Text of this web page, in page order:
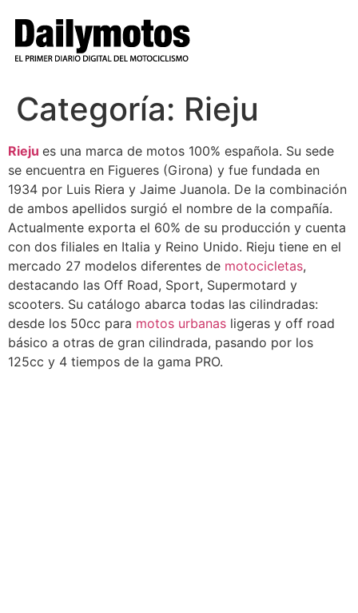
contenido
Categoría: Rieju
Rieju es una marca de motos 100% española. Su sede
se encuentra en Figueres (Girona) y fue fundada en
1934 por Luis Riera y Jaime Juanola. De la combinación
de ambos apellidos surgió el nombre de la compañía.
Actualmente exporta el 60% de su producción y cuenta
con dos filiales en Italia y Reino Unido. Rieju tiene en el
mercado 27 modelos diferentes de motocicletas,
destacando las Off Road, Sport, Supermotard y
scooters. Su catálogo abarca todas las cilindradas:
desde los 50cc para motos urbanas ligeras y off road
básico a otras de gran cilindrada, pasando por los
125cc y 4 tiempos de la gama PRO.